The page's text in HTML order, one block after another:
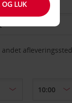
afleveringssted
OG LUK